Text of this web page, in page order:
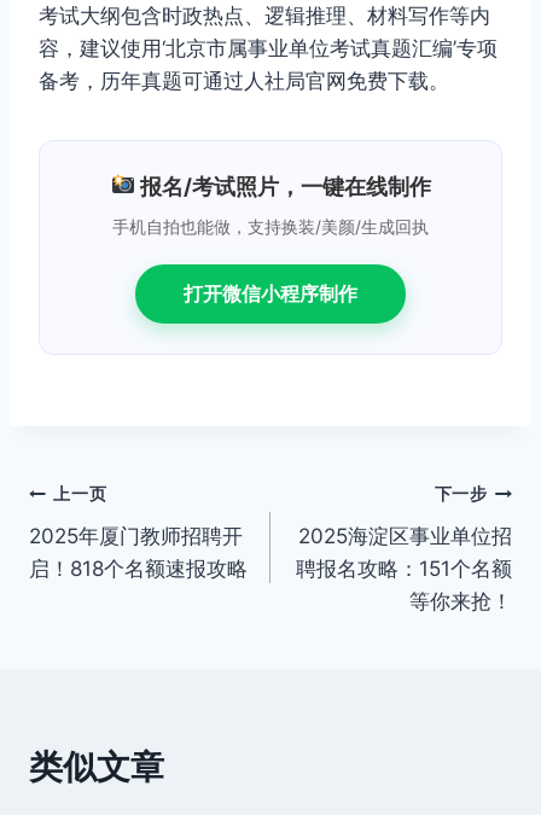
考试大纲包含时政热点、逻辑推理、材料写作等内
容，建议使用‘北京市属事业单位考试真题汇编’专项
备考，历年真题可通过人社局官网免费下载。
报名/考试照片，一键在线制作
手机自拍也能做，支持换装/美颜/生成回执
打开微信小程序制作
文
章
上一页
2025年厦门教师招聘开
启！818个名额速报攻略
下一步
2025海淀区事业单位招
聘报名攻略：151个名额
等你来抢！
类似文章